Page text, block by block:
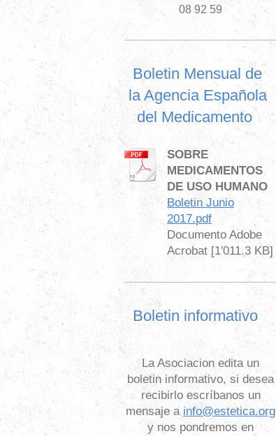
08 92 59
Boletin Mensual de
la Agencia Española
del Medicamento
SOBRE
MEDICAMENTOS
DE USO HUMANO
Boletin Junio
2017.pdf
Documento Adobe
Acrobat [1'011.3 KB]
Boletin informativo
La Asociacion edita un
boletin informativo, si desea
recibirlo escríbanos un
mensaje a info@estetica.org
y nos pondremos en